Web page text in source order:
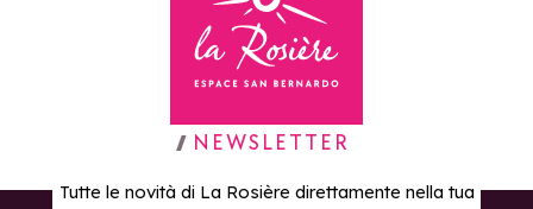
Torna alla home page
NEWSLETTER
Tutte le novità di La Rosière direttamente nella tua